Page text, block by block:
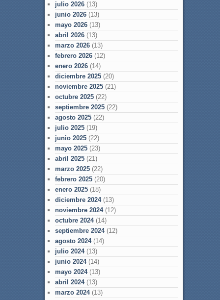
julio 2026(13)
junio 2026(13)
mayo 2026(13)
abril 2026(13)
marzo 2026(13)
febrero 2026(12)
enero 2026(14)
diciembre 2025(20)
noviembre 2025(21)
octubre 2025(22)
septiembre 2025(22)
agosto 2025(22)
julio 2025(19)
junio 2025(22)
mayo 2025(23)
abril 2025(21)
marzo 2025(22)
febrero 2025(20)
enero 2025(18)
diciembre 2024(13)
noviembre 2024(12)
octubre 2024(14)
septiembre 2024(12)
agosto 2024(14)
julio 2024(13)
junio 2024(14)
mayo 2024(13)
abril 2024(13)
marzo 2024(13)